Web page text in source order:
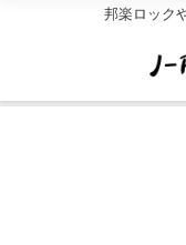
邦楽ロック